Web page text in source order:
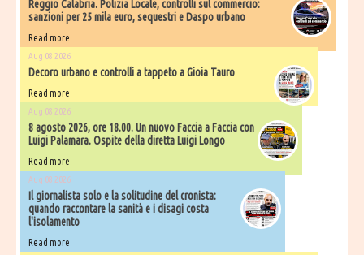
Reggio Calabria. Polizia Locale, controlli sul commercio:
sanzioni per 25 mila euro, sequestri e Daspo urbano
Read more
Aug 08 2026
Decoro urbano e controlli a tappeto a Gioia Tauro
Read more
Aug 08 2026
8 agosto 2026, ore 18.00. Un nuovo Faccia a Faccia con
Luigi Palamara. Ospite della diretta Luigi Longo
Read more
Aug 08 2026
Il giornalista solo e la solitudine del cronista:
quando raccontare la sanità e i disagi costa
l'isolamento
Read more